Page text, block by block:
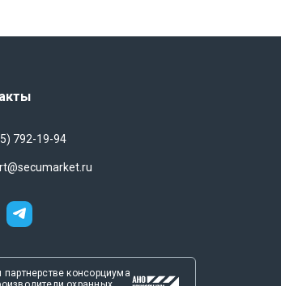
792-19-94
партнерстве консорциума